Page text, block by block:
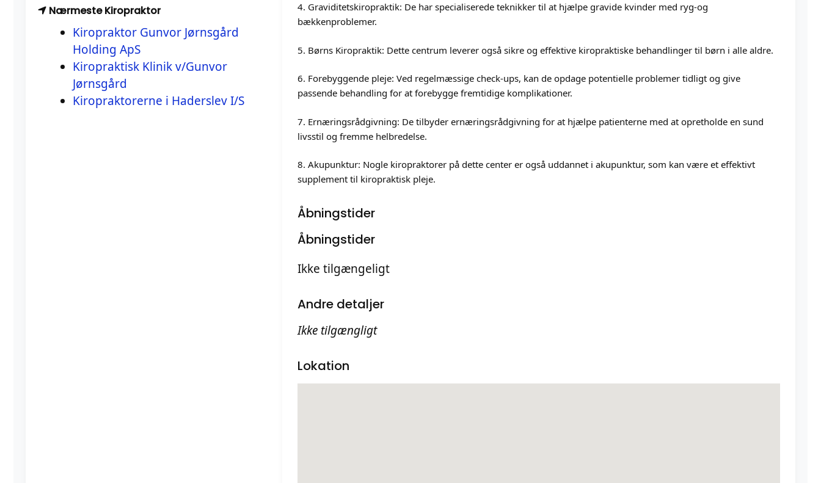
Nærmeste Kiropraktor
Kiropraktor Gunvor Jørnsgård
Holding ApS
Kiropraktisk Klinik v/Gunvor
Jørnsgård
Kiropraktorerne i Haderslev I/S
4. Graviditetskiropraktik: De har specialiserede teknikker til at hjælpe gravide kvinder med ryg-og
bækkenproblemer.
5. Børns Kiropraktik: Dette centrum leverer også sikre og effektive kiropraktiske behandlinger til børn i alle aldre.
6. Forebyggende pleje: Ved regelmæssige check-ups, kan de opdage potentielle problemer tidligt og give
passende behandling for at forebygge fremtidige komplikationer.
7. Ernæringsrådgivning: De tilbyder ernæringsrådgivning for at hjælpe patienterne med at opretholde en sund
livsstil og fremme helbredelse.
8. Akupunktur: Nogle kiropraktorer på dette center er også uddannet i akupunktur, som kan være et effektivt
supplement til kiropraktisk pleje.
Åbningstider
Åbningstider
Ikke tilgængeligt
Andre detaljer
Ikke tilgængligt
Lokation